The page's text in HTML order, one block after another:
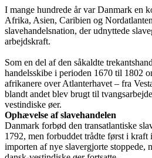
I mange hundrede år var Danmark en
Afrika, Asien, Caribien og
slavehandelsnation, der udnyttede
arbejdskraft.
Som en del af den såkaldte
handelsskibe i perioden 1670 til 1802
afrikanere over Atlanterhavet – fra
blandt andet blev brugt til
vestindiske øer.
Ophævelse af slavehandelen
Danmark forbød den transatlantiske
1792, men forbuddet trådte først i kraft
importen af nye slavergjorte stoppede,